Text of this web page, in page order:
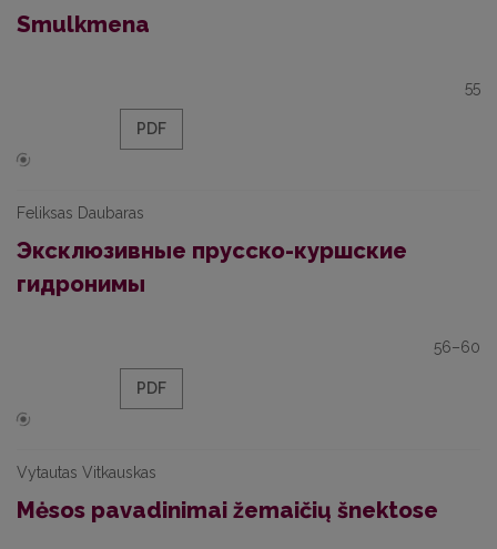
Smulkmena
55
PDF
Feliksas Daubaras
Эксклюзивные прусско-куршские
гидронимы
56–60
PDF
Vytautas Vitkauskas
Mėsos pavadinimai žemaičių šnektose